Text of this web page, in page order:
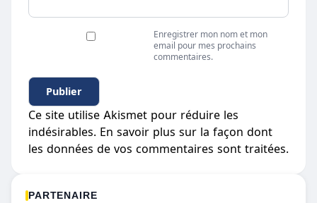
Enregistrer mon nom et mon
email pour mes prochains
commentaires.
Ce site utilise Akismet pour réduire les
indésirables. En savoir plus sur la façon dont
les données de vos commentaires sont traitées.
PARTENAIRE